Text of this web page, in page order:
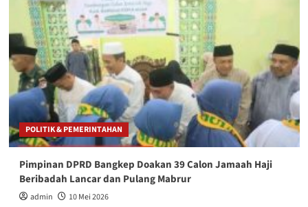
POLITIK & PEMERINTAHAN
Pimpinan DPRD Bangkep Doakan 39 Calon Jamaah Haji
Beribadah Lancar dan Pulang Mabrur
admin 10 Mei 2026